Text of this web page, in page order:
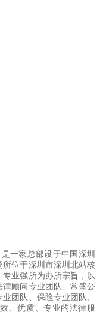
一家总部设于中国深圳
位于深圳市深圳北站核
业强所为办所宗旨，以
顾问专业团队、常盛公
团队、保险专业团队、
、优质、专业的法律服